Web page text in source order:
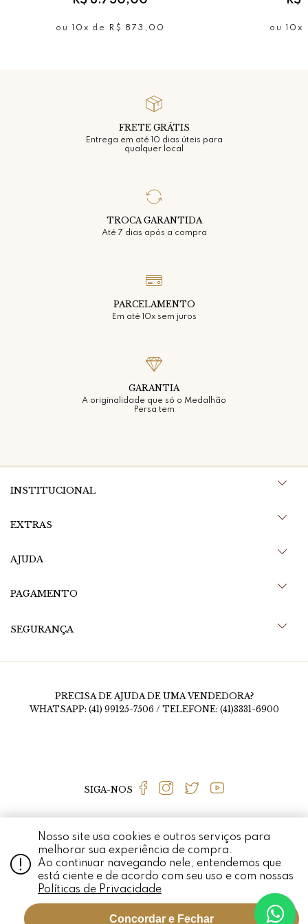
Nosso site usa cookies e outros serviços para
melhorar sua experiência de compra.
Ao continuar navegando nele, entendemos que
está ciente e de acordo com seu uso e com nossas
Políticas de Privacidade
Concordar e Fechar
Pedras: Safiras Amarelas
Peso total das gemas: 0,83 pontos
*Gemas naturais podem apresentar variações de cores,
ou 10x de R$ 873,00 ou 10x
FRETE GRÁTIS
Entrega em até 10 dias úteis para
qualquer local
TROCA GARANTIDA
Até 7 dias após a compra
PARCELAMENTO
Em até 10x sem juros
GARANTIA
A originalidade que só o Medalhão
Persa tem
INSTITUCIONAL
EXTRAS
AJUDA
PAGAMENTO
SEGURANÇA
PRECISA DE AJUDA DE UMA VENDEDORA?
WHATSAPP: (41) 99125-7506 / TELEFONE: (41)3331-6900
SIGA-NOS
MEDALHÃO PERSA © 2020 RUA FERNANDO SIMAS, 1456, MERCÊS - CURITIBA - PR
- CEP 80710-660 / CNPJ: 01.926.337/0001-97 TODO O CONTEÚDO DO SITE,
TODAS AS FOTOS, IMAGENS, LOGOTIPOS, MARCAS, DIZERES, SOM,
SOFTWARE, CONJUNTO IMAGEM, LAYOUT, AQUI VEICULADOS SÃO DE
PROPRIEDADE EXCLUSIVA DO MEDALHÃO PERSA. É VEDADA QUALQUER
REPRODUÇÃO, TOTAL OU PARCIAL, DE QUALQUER ELEMENTO DE IDENTIDADE,
SEM EXPRESSA AUTORIZAÇÃO. A VIOLAÇÃO DE QUALQUER DIREITO
MENCIONADO IMPLICARÁ NA RESPONSABILIZAÇÃO CÍVEL E CRIMINAL NOS
TERMOS DA LEI. MEDALHÃO PERSA O MELHOR LUGAR PARA COMPRAR JOIAS DE
OURO, ANEL DE OURO, BRINCO DE OURO, COLAR DE OURO E MUITO MAIS.